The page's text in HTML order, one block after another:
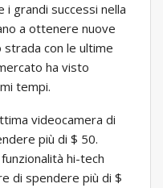
i grandi successi nella
a ottenere nuove
strada con le ultime
ha visto
tempi.
videocamera di
più di $ 50.
hi-tech
di spendere più di $